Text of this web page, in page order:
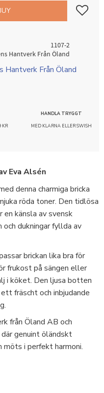
Add to
1107-2
Hantverk Från Öland
Hantverk Från Öland
KR
HANDLA TRYGGT
MED KLARNA ELLER SWISH
Eva Alsén
denna charmiga bricka
röda toner. Den tidlösa
en känsla av svensk
dukningar fyllda av
brickan lika bra för
frukost på sängen eller
i köket. Den ljusa botten
fräscht och inbjudande
från Öland AB och
genuint öländskt
möts i perfekt harmoni.